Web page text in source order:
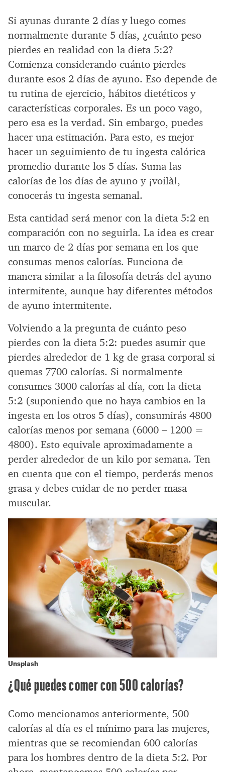
Si ayunas durante 2 días y luego comes
normalmente durante 5 días, ¿cuánto peso
pierdes en realidad con la dieta 5:2?
Comienza considerando cuánto pierdes
durante esos 2 días de ayuno. Eso depende de
tu rutina de ejercicio, hábitos dietéticos y
características corporales. Es un poco vago,
pero esa es la verdad. Sin embargo, puedes
hacer una estimación. Para esto, es mejor
hacer un seguimiento de tu ingesta calórica
promedio durante los 5 días. Suma las
calorías de los días de ayuno y ¡voilà!,
conocerás tu ingesta semanal.
Esta cantidad será menor con la dieta 5:2 en
comparación con no seguirla. La idea es crear
un marco de 2 días por semana en los que
consumas menos calorías. Funciona de
manera similar a la filosofía detrás del ayuno
intermitente, aunque hay diferentes métodos
de ayuno intermitente.
Volviendo a la pregunta de cuánto peso
pierdes con la dieta 5:2: puedes asumir que
pierdes alrededor de 1 kg de grasa corporal si
quemas 7700 calorías. Si normalmente
consumes 3000 calorías al día, con la dieta
5:2 (suponiendo que no haya cambios en la
ingesta en los otros 5 días), consumirás 4800
calorías menos por semana (6000 – 1200 =
4800). Esto equivale aproximadamente a
perder alrededor de un kilo por semana. Ten
en cuenta que con el tiempo, perderás menos
grasa y debes cuidar de no perder masa
muscular.
Unsplash
¿Qué puedes comer con 500 calorías?
Como mencionamos anteriormente, 500
calorías al día es el mínimo para las mujeres,
mientras que se recomiendan 600 calorías
para los hombres dentro de la dieta 5:2. Por